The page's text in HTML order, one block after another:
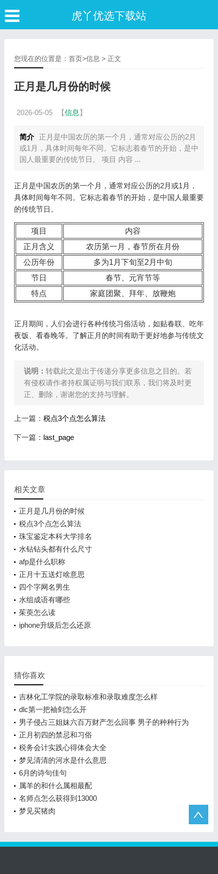
虎丫优选下载站
您现在的位置是： 首页>信息 > 正文
正月是几月份的时候
2026-05-05 【信息 】
简介
正月是中国农历的第一个月，通常对应公历的2月
或1月，具体时间每年不同。它标志着春节的开始，是中
国人最重要的传统节日。 项目 内容 ...
正月是中国农历的第一个月，通常对应公历的2月或1月，
具体时间每年不同。它标志着春节的开始，是中国人最重要
的传统节日。
项目
内容
正月含义
农历第一月，春节所在月份
公历年份
多为1月下旬至2月中旬
节日
春节、元宵节等
特点
家庭团聚、拜年、放鞭炮
正月期间，人们会进行各种传统习俗活动，如贴春联、吃年
夜饭、看春晚等。了解正月的时间有助于更好地参与传统文
化活动。
说明： 转载此文是出于传递分享更多信息之目的。若
有侵权请作者持权属证明与我们联系，我们将及时更
正、删除，谢谢您的支持与理解。
上一篇： 税点3个点怎么算法
下一篇： last_page
相关文章
正月是几月份的时候
税点3个点怎么算法
珠宝鉴定本科大学排名
水钻钻头都有什么尺寸
afp是什么职称
正月十五送灯啥意思
四个字网名男生
水组成语有哪些
茱萸怎么读
iphone升级后怎么还原
猜你喜欢
吉林化工学院的录取标准和录取难度怎么样
dlc第一把袖剑怎么开
男子侵占三姐妹六百万财产怎么回事 男子的种种行为
让三姐妹彻底寒心
正月初四的禁忌和习俗
税务会计实践心得体会大全
梦见清清的河水是什么意思
6月的诗句佳句
属羊的和什么属相最配
名师点怎么获得到13000
梦见买猪肉